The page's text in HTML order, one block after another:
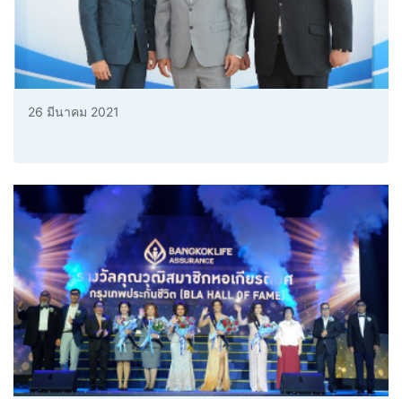
26 มีนาคม 2021